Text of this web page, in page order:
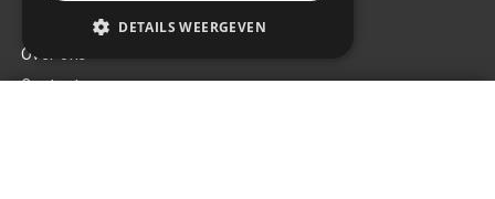
Over ons
Contact
DETAILS WEERGEVEN